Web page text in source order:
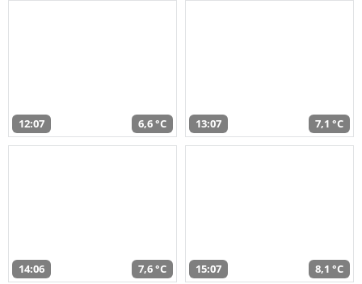
12:07 6,6 °C 13:07 7,1 °C
14:06 7,6 °C 15:07 8,1 °C